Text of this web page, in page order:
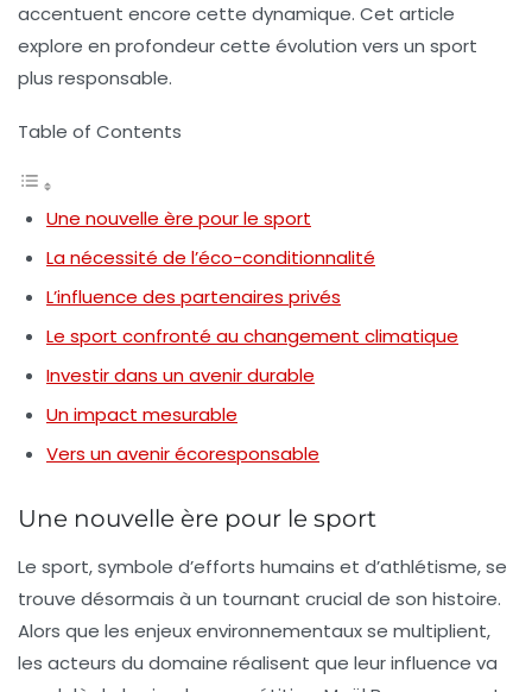
accentuent encore cette dynamique. Cet article
explore en profondeur cette évolution vers un sport
plus responsable.
Table of Contents
Une nouvelle ère pour le sport
La nécessité de l’éco-conditionnalité
L’influence des partenaires privés
Le sport confronté au changement climatique
Investir dans un avenir durable
Un impact mesurable
Vers un avenir écoresponsable
Une nouvelle ère pour le sport
Le sport, symbole d’efforts humains et d’athlétisme, se
trouve désormais à un tournant crucial de son histoire.
Alors que les enjeux environnementaux se multiplient,
les acteurs du domaine réalisent que leur influence va